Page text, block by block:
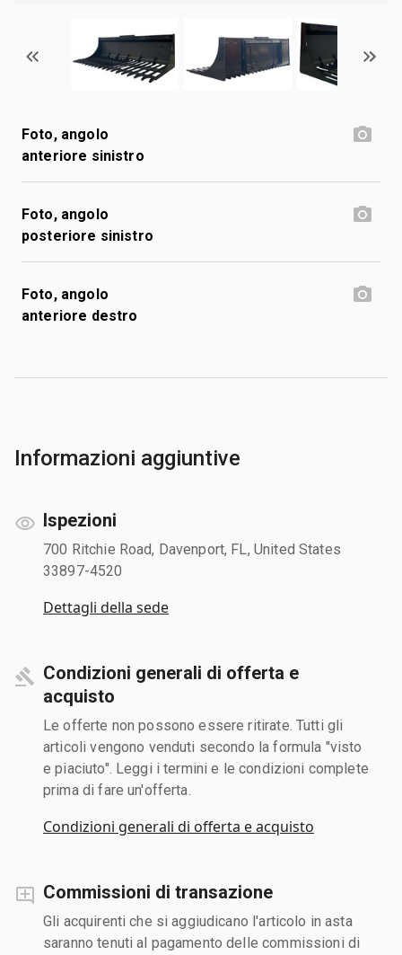
Foto, angolo
anteriore sinistro
Foto, angolo
posteriore sinistro
Foto, angolo
anteriore destro
Informazioni aggiuntive
Ispezioni
700 Ritchie Road, Davenport, FL, United States
33897-4520
Dettagli della sede
Condizioni generali di offerta e
acquisto
Le offerte non possono essere ritirate. Tutti gli
articoli vengono venduti secondo la formula "visto
e piaciuto". Leggi i termini e le condizioni complete
prima di fare un'offerta.
Condizioni generali di offerta e acquisto
Commissioni di transazione
Gli acquirenti che si aggiudicano l'articolo in asta
saranno tenuti al pagamento delle commissioni di